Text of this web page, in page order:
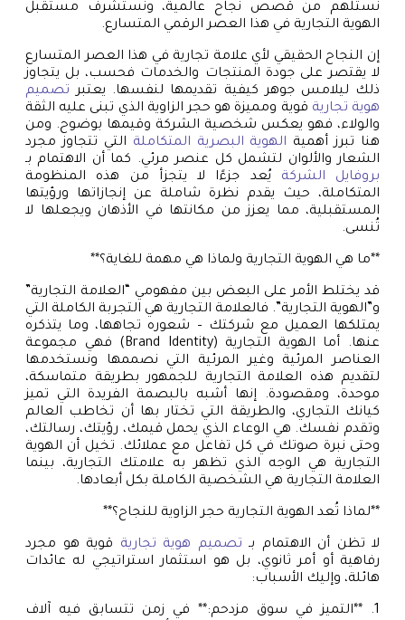
نستلهم من قصص نجاح عالمية، ونستشرف مستقبل
الهوية التجارية في هذا العصر الرقمي المتسارع.
إن النجاح الحقيقي لأي علامة تجارية في هذا العصر المتسارع
لا يقتصر على جودة المنتجات والخدمات فحسب، بل يتجاوز
ذلك ليلامس جوهر كيفية تقديمها لنفسها. يعتبر تصميم
هوية تجارية قوية ومميزة هو حجر الزاوية الذي تبنى عليه الثقة
والولاء، فهو يعكس شخصية الشركة وقيمها بوضوح. ومن
هنا تبرز أهمية الهوية البصرية المتكاملة التي تتجاوز مجرد
الشعار والألوان لتشمل كل عنصر مرئي. كما أن الاهتمام بـ
بروفايل الشركة يُعد جزءًا لا يتجزأ من هذه المنظومة
المتكاملة، حيث يقدم نظرة شاملة عن إنجازاتها ورؤيتها
المستقبلية، مما يعزز من مكانتها في الأذهان ويجعلها لا
تُنسى.
**ما هي الهوية التجارية ولماذا هي مهمة للغاية؟**
قد يختلط الأمر على البعض بين مفهومي “العلامة التجارية”
و”الهوية التجارية”. فالعلامة التجارية هي التجربة الكاملة التي
يمتلكها العميل مع شركتك – شعوره تجاهها، وما يتذكره
عنها. أما الهوية التجارية (Brand Identity) فهي مجموعة
العناصر المرئية وغير المرئية التي نصممها ونستخدمها
لتقديم هذه العلامة التجارية للجمهور بطريقة متماسكة،
موحدة، ومقصودة. إنها أشبه بالبصمة الفريدة التي تميز
كيانك التجاري، والطريقة التي تختار بها أن تخاطب العالم
وتقدم نفسك. هي الوعاء الذي يحمل قيمك، رؤيتك، رسالتك،
وحتى نبرة صوتك في كل تفاعل مع عملائك. تخيل أن الهوية
التجارية هي الوجه الذي تظهر به علامتك التجارية، بينما
العلامة التجارية هي الشخصية الكاملة بكل أبعادها.
**لماذا تُعد الهوية التجارية حجر الزاوية للنجاح؟**
لا تظن أن الاهتمام بـ تصميم هوية تجارية قوية هو مجرد
رفاهية أو أمر ثانوي، بل هو استثمار استراتيجي له عائدات
هائلة، وإليك الأسباب:
1. **التميز في سوق مزدحم:** في زمن تتسابق فيه آلاف